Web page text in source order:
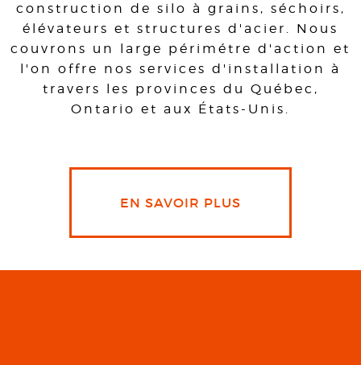
construction de silo à grains, séchoirs,
élévateurs et structures d'acier. Nous
couvrons un large périmétre d'action et
l'on offre nos services d'installation à
travers les provinces du Québec,
Ontario et aux États-Unis.
EN SAVOIR PLUS